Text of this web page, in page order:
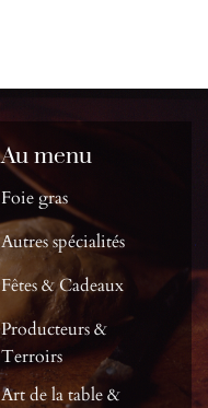
Au menu
Foie gras
Autres spécialités
Fêtes & Cadeaux
Producteurs &
Terroirs
Art de la table &